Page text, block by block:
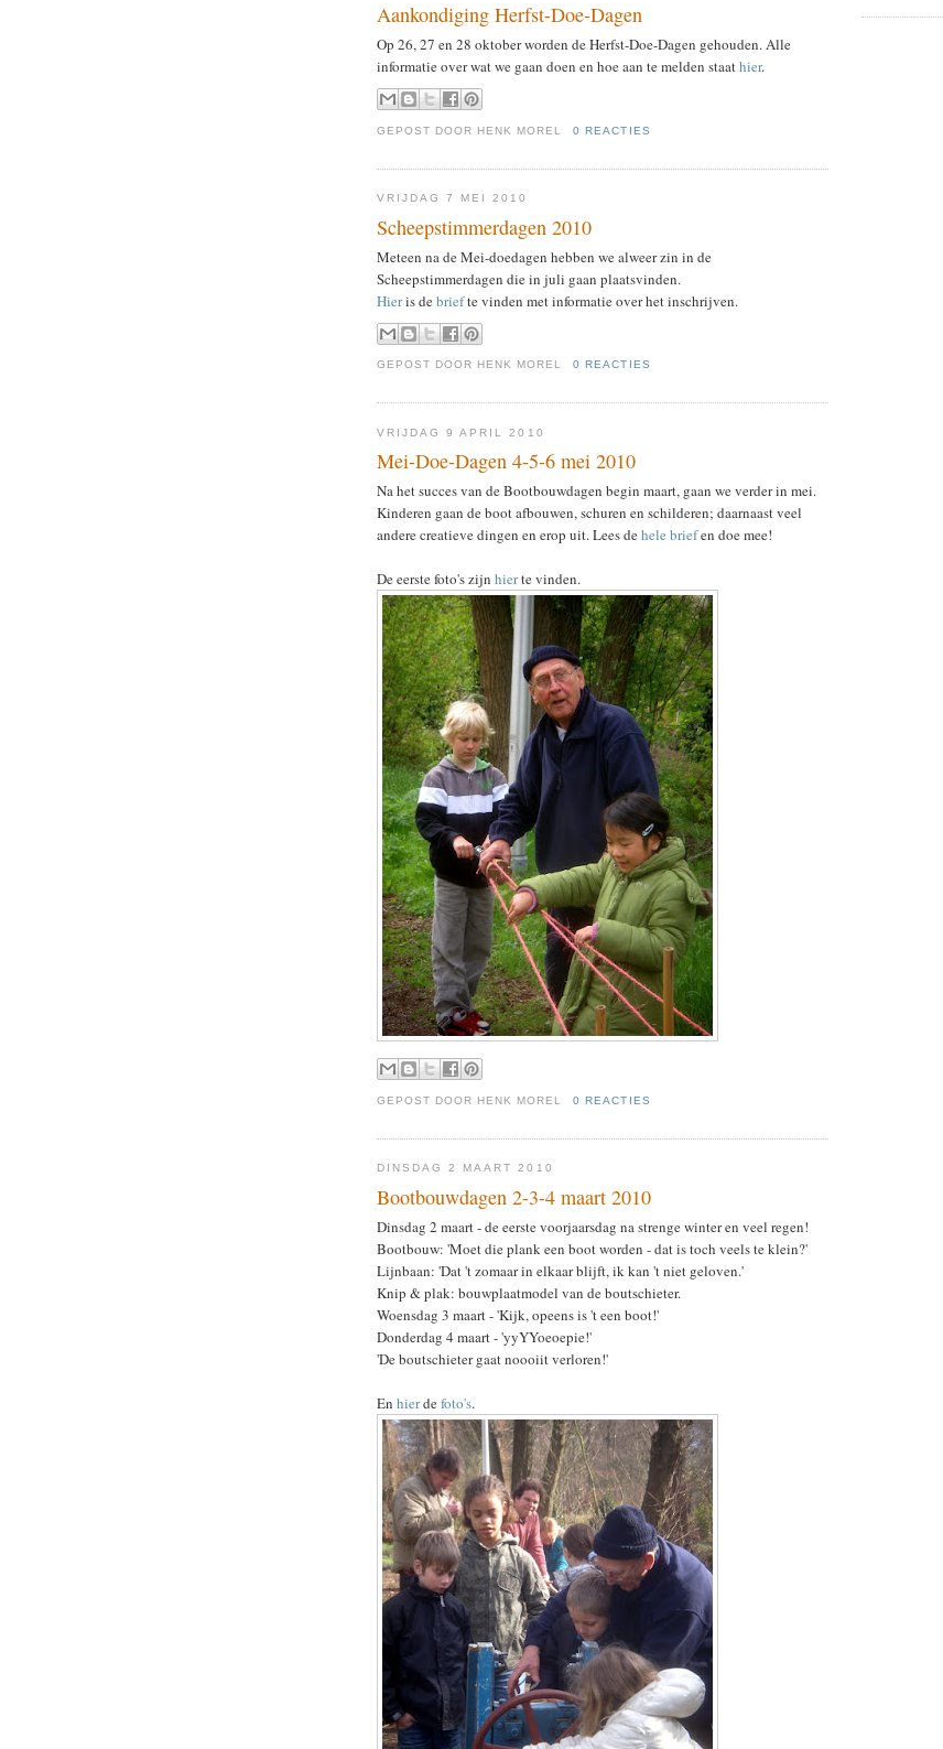
Aankondiging Herfst-Doe-Dagen
Op 26, 27 en 28 oktober worden de Herfst-Doe-Dagen gehouden. Alle
informatie over wat we gaan doen en hoe aan te melden staathier.
GEPOST DOOR HENK MOREL 0 REACTIES
VRIJDAG 7 MEI 2010
Scheepstimmerdagen 2010
Meteen na de Mei-doedagen hebben we alweer zin in de
Scheepstimmerdagen die in juli gaan plaatsvinden.
Hieris debriefte vinden met informatie over het inschrijven.
GEPOST DOOR HENK MOREL 0 REACTIES
VRIJDAG 9 APRIL 2010
Mei-Doe-Dagen 4-5-6 mei 2010
Na het succes van de Bootbouwdagen begin maart, gaan we verder in mei.
Kinderen gaan de boot afbouwen, schuren en schilderen; daarnaast veel
andere creatieve dingen en erop uit. Lees dehele briefen doe mee!
De eerste foto's zijn hierte vinden.
GEPOST DOOR HENK MOREL 0 REACTIES
DINSDAG 2 MAART 2010
Bootbouwdagen 2-3-4 maart 2010
Dinsdag 2 maart - de eerste voorjaarsdag na strenge winter en veel regen!
Bootbouw: 'Moet die plank een boot worden - dat is toch veels te klein?'
Lijnbaan: 'Dat 't zomaar in elkaar blijft, ik kan 't niet geloven.'
Knip & plak: bouwplaatmodel van de boutschieter.
Woensdag 3 maart - 'Kijk, opeens is 't een boot!'
Donderdag 4 maart - 'yyYYoeoepie!'
'De boutschieter gaat noooiit verloren!'
En hierdefoto's.